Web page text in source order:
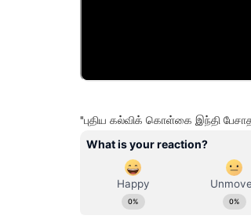
"புதிய கல்விக் கொள்கை இந்தி